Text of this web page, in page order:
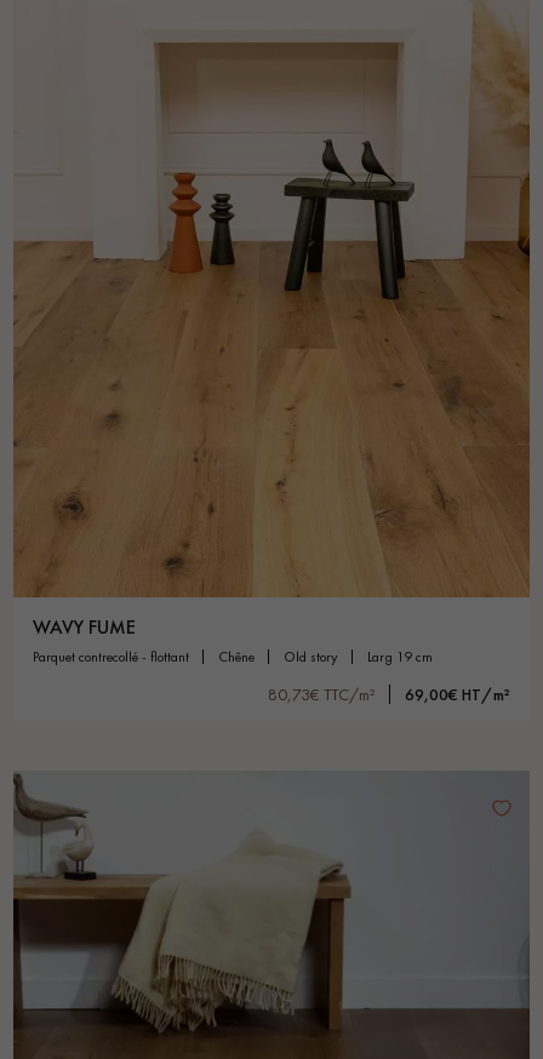
WAVY FUME
parquet contrecollé - flottant chêne old story larg 19 cm
80,73€ TTC/m² 69,00€ HT/m²